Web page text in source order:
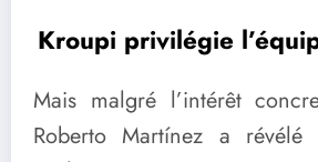
Kroupi privilégie
Mais malgré l’intérêt
Roberto Martínez a